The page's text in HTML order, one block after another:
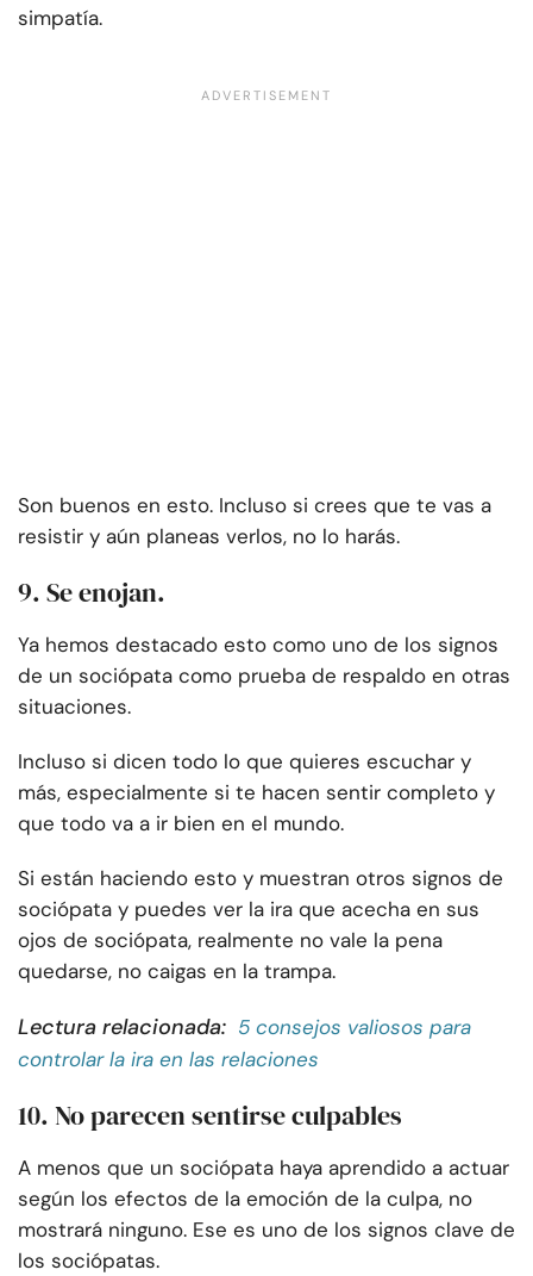
simpatía.
Son buenos en esto. Incluso si crees que te vas a
resistir y aún planeas verlos, no lo harás.
9. Se enojan.
Ya hemos destacado esto como uno de los signos
de un sociópata como prueba de respaldo en otras
situaciones.
Incluso si dicen todo lo que quieres escuchar y
más, especialmente si te hacen sentir completo y
que todo va a ir bien en el mundo.
Si están haciendo esto y muestran otros signos de
sociópata y puedes ver la ira que acecha en sus
ojos de sociópata, realmente no vale la pena
quedarse, no caigas en la trampa.
Lectura relacionada: 5 consejos valiosos para
controlar la ira en las relaciones
10. No parecen sentirse culpables
A menos que un sociópata haya aprendido a actuar
según los efectos de la emoción de la culpa, no
mostrará ninguno. Ese es uno de los signos clave de
los sociópatas.